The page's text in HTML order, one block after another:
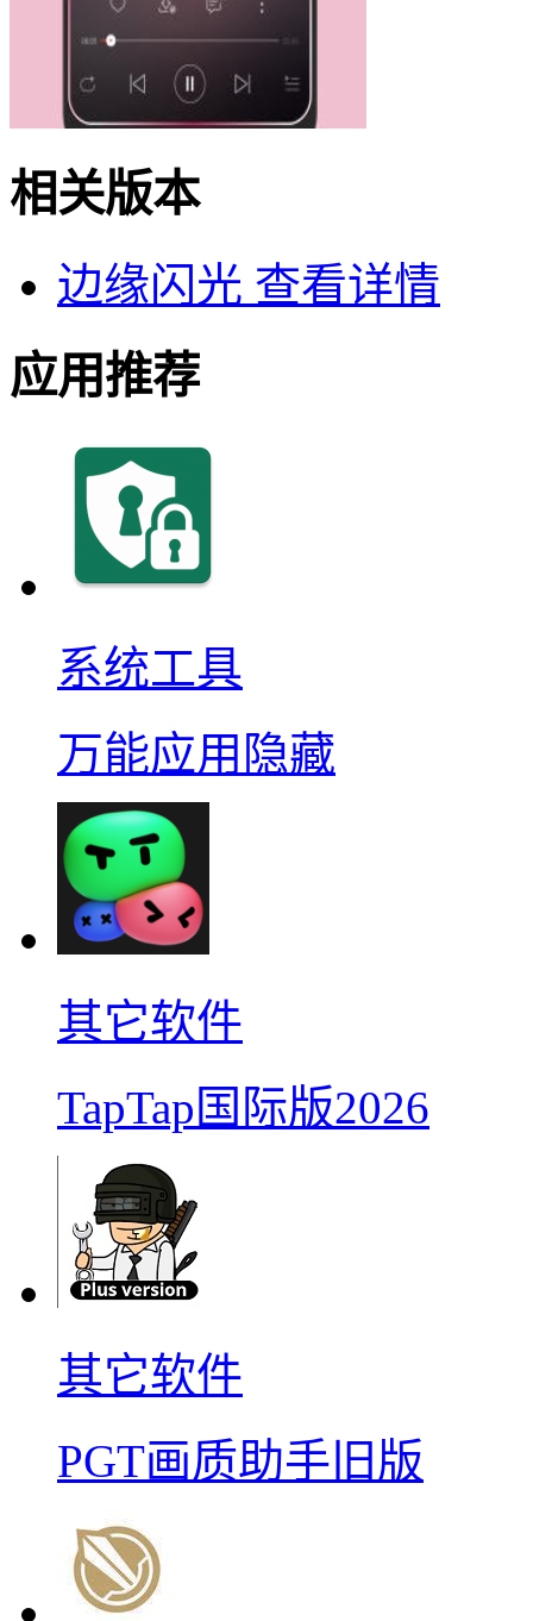
相关版本
边缘闪光 查看详情
应用推荐
系统工具
万能应用隐藏
其它软件
TapTap国际版2026
其它软件
PGT画质助手旧版